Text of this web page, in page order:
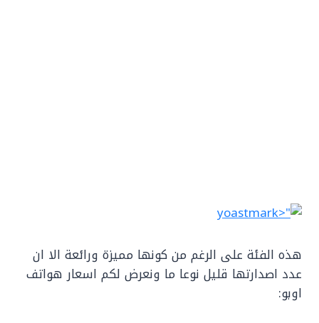
هذه الفئة على الرغم من كونها مميزة ورائعة الا ان
عدد اصدارتها قليل نوعا ما ونعرض لكم اسعار هواتف
اوبو: